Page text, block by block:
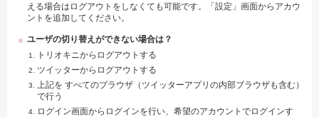
える場合はログアウトをしなくても可能です。「設定」画面からアカウ
ントを追加してください。
ユーザの切り替えができない場合は？
トリオキニからログアウトする
ツイッターからログアウトする
上記を すべてのブラウザ（ツイッターアプリの内部ブラウザも含む）
で行う
ログイン画面からログインを行い、希望のアカウントでログインす